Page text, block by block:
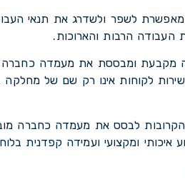
מאפשרת לשפר ולשדרג את תנאי
העבודה הרבות והארוכות.
ומבססת את מעמדה כחברה
לקוחות אינו רק שם של
לבסס את מעמדה כחברה
איכותי ומקצועי ועמידה קפדנית